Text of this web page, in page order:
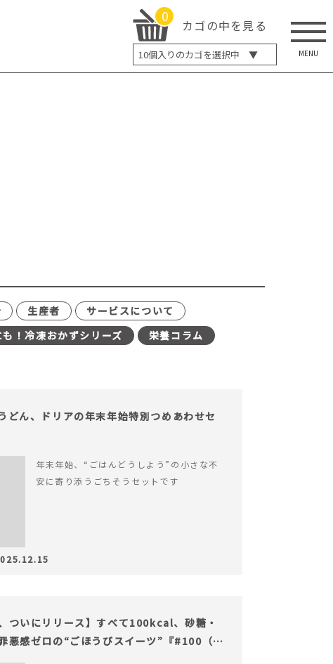
0
カゴの中を見る
10個入りのカゴを選択中 ▼
5個入り
MENU
生産者
サービスについて
！冷凍おかずシリーズ
栄養コラム
どん、ドリアの年末年始特別つめあわせセ
年末年始、“ごはんどうしよう”の小さな不
安に寄り添うごちそうセットです
ついにリリース】すべて100kcal、砂糖・
悪感ゼロの“ごほうびスイーツ”『#100（シ